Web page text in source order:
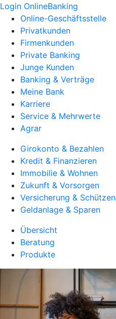
Login OnlineBanking
Online-Geschäftsstelle
Privatkunden
Firmenkunden
Private Banking
Junge Kunden
Banking & Verträge
Meine Bank
Karriere
Service & Mehrwerte
Agrar
Girokonto & Bezahlen
Kredit & Finanzieren
Immobilie & Wohnen
Zukunft & Vorsorgen
Versicherung & Schützen
Geldanlage & Sparen
Übersicht
Beratung
Produkte